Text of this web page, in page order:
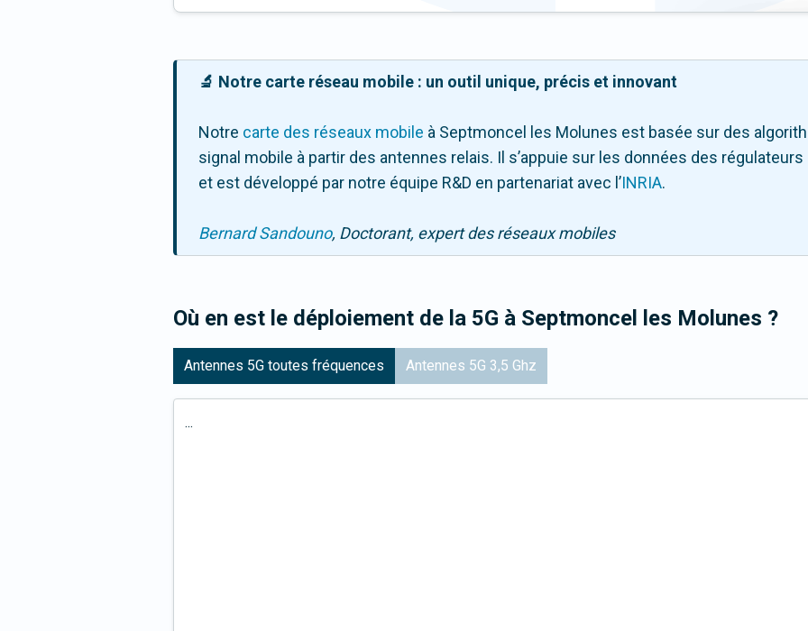
🔬 Notre carte réseau mobile : un outil unique, précis et innovant
Notre carte des réseaux mobile à Septmoncel les Molunes est basée sur des
signal mobile à partir des antennes relais. Il s’appuie sur les données des régulateurs
et est développé par notre équipe R&D en partenariat avec l ’INRIA.
Bernard Sandouno, Doctorant, expert des réseaux mobiles
Où en est le déploiement de la 5G à Septmoncel les Molunes ?
Antennes 5G toutes fréquences Antennes 5G 3,5 Ghz
...